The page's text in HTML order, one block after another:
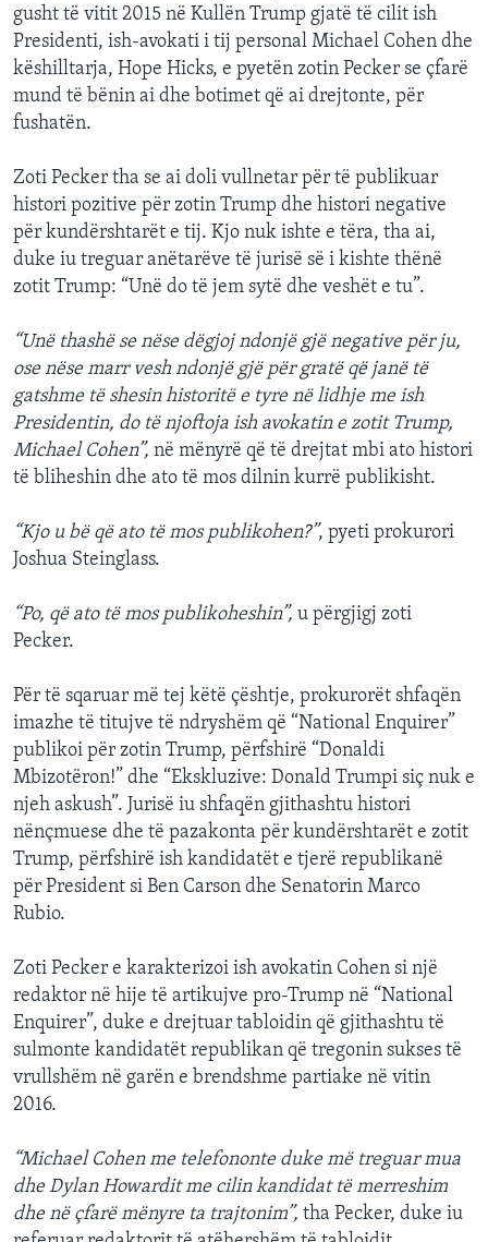
gusht të vitit 2015 në Kullën Trump gjatë të cilit ish
Presidenti, ish-avokati i tij personal Michael Cohen dhe
këshilltarja, Hope Hicks, e pyetën zotin Pecker se çfarë
mund të bënin ai dhe botimet që ai drejtonte, për
fushatën.
Zoti Pecker tha se ai doli vullnetar për të publikuar
histori pozitive për zotin Trump dhe histori negative
për kundërshtarët e tij. Kjo nuk ishte e tëra, tha ai,
duke iu treguar anëtarëve të jurisë së i kishte thënë
zotit Trump: “Unë do të jem sytë dhe veshët e tu”.
“Unë thashë se nëse dëgjoj ndonjë gjë negative për ju,
ose nëse marr vesh ndonjë gjë për gratë që janë të
gatshme të shesin historitë e tyre në lidhje me ish
Presidentin, do të njoftoja ish avokatin e zotit Trump,
Michael Cohen”, në mënyrë që të drejtat mbi ato histori
të bliheshin dhe ato të mos dilnin kurrë publikisht.
“Kjo u bë që ato të mos publikohen?”, pyeti prokurori
Joshua Steinglass.
“Po, që ato të mos publikoheshin”, u përgjigj zoti
Pecker.
Për të sqaruar më tej këtë çështje, prokurorët shfaqën
imazhe të titujve të ndryshëm që “National Enquirer”
publikoi për zotin Trump, përfshirë “Donaldi
Mbizotëron!” dhe “Ekskluzive: Donald Trumpi siç nuk e
njeh askush”. Jurisë iu shfaqën gjithashtu histori
nënçmuese dhe të pazakonta për kundërshtarët e zotit
Trump, përfshirë ish kandidatët e tjerë republikanë
për President si Ben Carson dhe Senatorin Marco
Rubio.
Zoti Pecker e karakterizoi ish avokatin Cohen si një
redaktor në hije të artikujve pro-Trump në “National
Enquirer”, duke e drejtuar tabloidin që gjithashtu të
sulmonte kandidatët republikan që tregonin sukses të
vrullshëm në garën e brendshme partiake në vitin
2016.
“Michael Cohen me telefononte duke më treguar mua
dhe Dylan Howardit me cilin kandidat të merreshim
dhe në çfarë mënyre ta trajtonim”, tha Pecker, duke iu